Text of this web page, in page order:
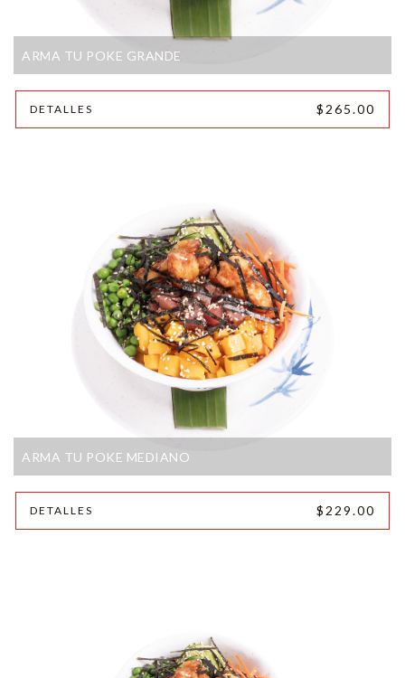
ARMA TU POKE GRANDE
DETALLES $265.00
ARMA TU POKE MEDIANO
DETALLES $229.00